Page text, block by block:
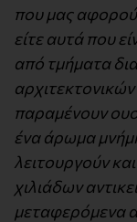
που μας
είτε αυτά που
από τμήματα
παραμένουν
ένα άρωμα
λειτουργούν
χιλιάδων
μεταφερόμενα